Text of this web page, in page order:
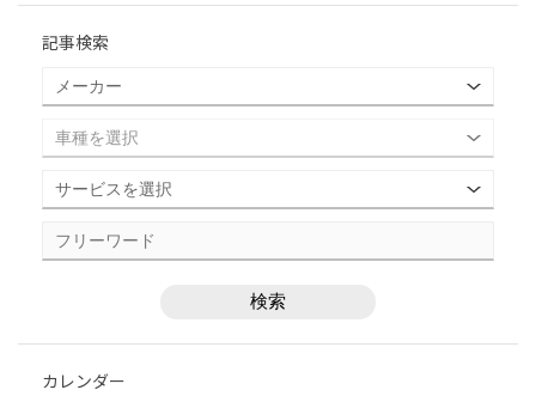
記事検索
カレンダー